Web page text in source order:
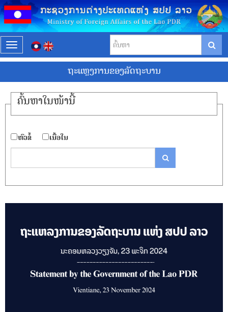
T
o
g
l
n
a
v
g
i
ຖະແຫຼງການຂອງລັດຖະບານ
ຄົ້ນ​ຫາ​ໃນ​ໜ້ານີ້
​ຫົວ​ຂໍ້ ​ເນື້ອ​ໃນ